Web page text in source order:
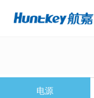
电源